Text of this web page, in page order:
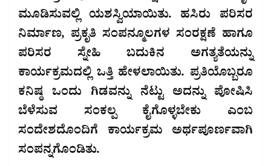
ಮೂಡಿಸುವಲ್ಲಿ ಯಶಸ್ವಿಯಾಯಿತು. ಹಸಿರು ಪರಿಸರ
ನಿರ್ಮಾಣ, ಪ್ರಕೃತಿ ಸಂಪನ್ಮೂಲಗಳ ಸಂರಕ್ಷಣೆ ಹಾಗೂ
ಪರಿಸರ ಸ್ನೇಹಿ ಬದುಕಿನ ಅಗತ್ಯತೆಯನ್ನು
ಕಾರ್ಯಕ್ರಮದಲ್ಲಿ ಒತ್ತಿ ಹೇಳಲಾಯಿತು. ಪ್ರತಿಯೊಬ್ಬರೂ
ಕನಿಷ್ಠ ಒಂದು ಗಿಡವನ್ನು ನೆಟ್ಟು ಅದನ್ನು ಪೋಷಿಸಿ
ಬೆಳೆಸುವ ಸಂಕಲ್ಪ ಕೈಗೊಳ್ಳಬೇಕು ಎಂಬ
ಸಂದೇಶದೊಂದಿಗೆ ಕಾರ್ಯಕ್ರಮ ಅರ್ಥಪೂರ್ಣವಾಗಿ
ಸಂಪನ್ನಗೊಂಡಿತು.